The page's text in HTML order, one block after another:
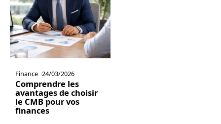
Finance 24/03/2026
Comprendre les
avantages de choisir
le CMB pour vos
finances